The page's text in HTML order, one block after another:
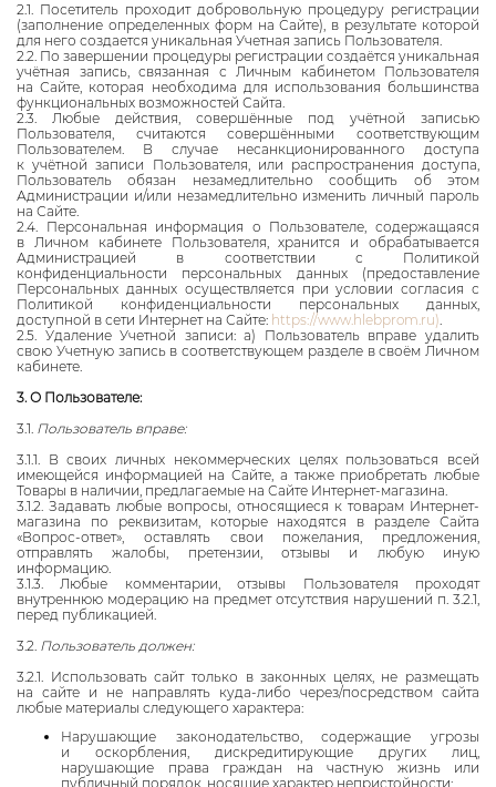
2.1. Посетитель проходит добровольную процедуру регистрации
(заполнение определенных форм на Сайте), в результате которой
для него создается уникальная Учетная запись Пользователя.
2.2. По завершении процедуры регистрации создаётся уникальная
учётная запись, связанная с Личным кабинетом Пользователя
на Сайте, которая необходима для использования большинства
функциональных возможностей Сайта.
2.3. Любые действия, совершённые под учётной записью
Пользователя, считаются совершёнными соответствующим
Пользователем. В случае несанкционированного доступа
к учётной записи Пользователя, или распространения доступа,
Пользователь обязан незамедлительно сообщить об этом
Администрации и/или незамедлительно изменить личный пароль
на Сайте.
2.4. Персональная информация о Пользователе, содержащаяся
в Личном кабинете Пользователя, хранится и обрабатывается
Администрацией в соответствии с Политикой
конфиденциальности персональных данных (предоставление
Персональных данных осуществляется при условии согласия с
Политикой конфиденциальности персональных данных,
доступной в сети Интернет на Сайте: https://www.hlebprom.ru).
2.5. Удаление Учетной записи: a) Пользователь вправе удалить
свою Учетную запись в соответствующем разделе в своём Личном
кабинете.
3. О Пользователе:
3.1. Пользователь вправе:
3.1.1. В своих личных некоммерческих целях пользоваться всей
имеющейся информацией на Сайте, а также приобретать любые
Товары в наличии, предлагаемые на Сайте Интернет-магазина.
3.1.2. Задавать любые вопросы, относящиеся к товарам Интернет-
магазина по реквизитам, которые находятся в разделе Сайта
«Вопрос-ответ», оставлять свои пожелания, предложения,
отправлять жалобы, претензии, отзывы и любую иную
информацию.
3.1.3. Любые комментарии, отзывы Пользователя проходят
внутреннюю модерацию на предмет отсутствия нарушений п. 3.2.1,
перед публикацией.
3.2. Пользователь должен:
3.2.1. Использовать сайт только в законных целях, не размещать
на сайте и не направлять куда-либо через/посредством сайта
любые материалы следующего характера:
Нарушающие законодательство, содержащие угрозы
и оскорбления, дискредитирующие других лиц,
нарушающие права граждан на частную жизнь или
публичный порядок, носящие характер непристойности;